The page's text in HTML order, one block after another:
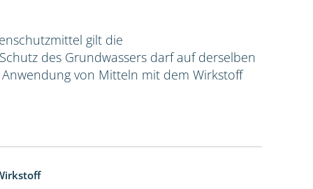
gilt die
des Grundwassers darf auf derselben
von Mitteln mit dem Wirkstoff